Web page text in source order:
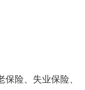
险、失业保险、